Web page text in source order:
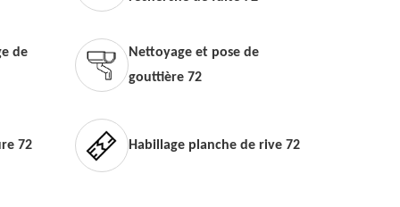
de
Nettoyage et pose de
gouttière 72
72 Habillage planche de rive 72